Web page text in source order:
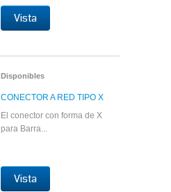
Vista
Disponibles
CONECTOR A RED TIPO X
El conector con forma de X
para Barra...
Vista